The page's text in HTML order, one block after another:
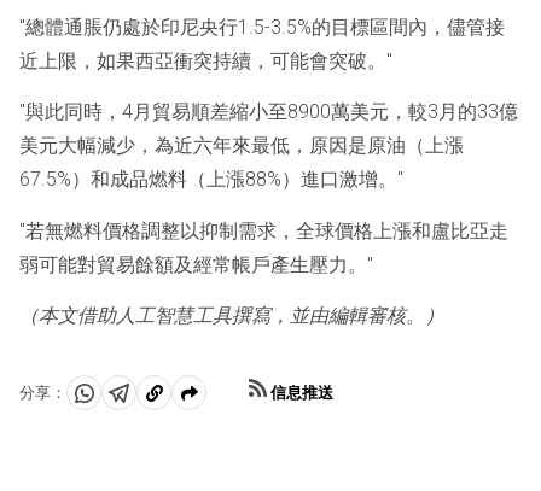
"總體通脹仍處於印尼央行1.5-3.5%的目標區間內，儘管接
近上限，如果西亞衝突持續，可能會突破。"
"與此同時，4月貿易順差縮小至8900萬美元，較3月的33億
美元大幅減少，為近六年來最低，原因是原油（上漲
67.5%）和成品燃料（上漲88%）進口激增。"
"若無燃料價格調整以抑制需求，全球價格上漲和盧比亞走
弱可能對貿易餘額及經常帳戶產生壓力。"
（本文借助人工智慧工具撰寫，並由編輯審核。）
分享：
分 分 複
信息推送